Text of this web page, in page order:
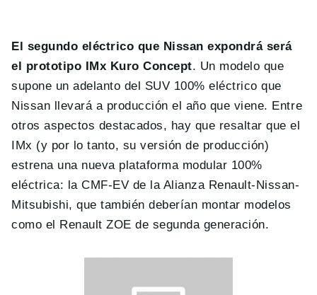
El segundo eléctrico que Nissan expondrá será
el prototipo IMx Kuro Concept. Un modelo que
supone un adelanto del SUV 100% eléctrico que
Nissan llevará a producción el año que viene. Entre
otros aspectos destacados, hay que resaltar que el
IMx (y por lo tanto, su versión de producción)
estrena una nueva plataforma modular 100%
eléctrica: la CMF-EV de la Alianza Renault-Nissan-
Mitsubishi, que también deberían montar modelos
como el Renault ZOE de segunda generación.